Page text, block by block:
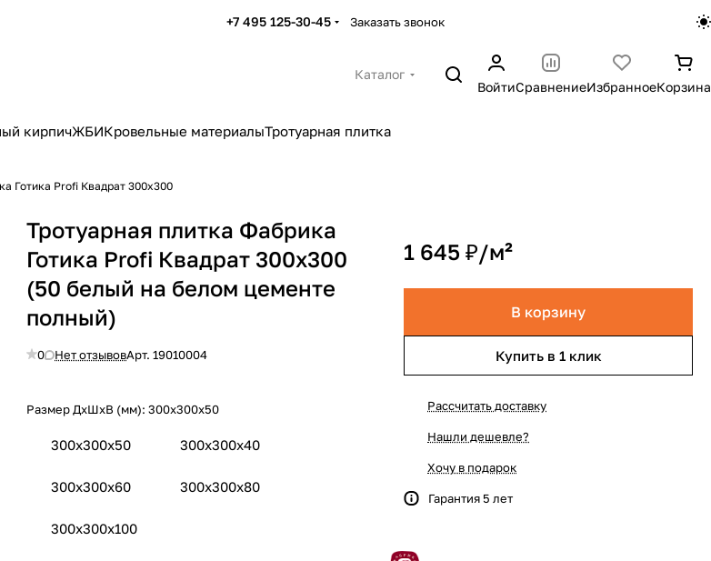
+7 495 125-30-45 Заказать звонок
Каталог
ВойтиСравнениеИзбранноеКорзина
кирпичЖБИКровельные материалыТротуарная плитка
Готика Profi Квадрат 300x300
Тротуарная плитка Фабрика
Готика Profi Квадрат 300x300
(50 белый на белом цементе
полный)
0 Нет отзывовАрт.19010004
Размер ДхШхВ (мм):300x300x50
300x300x50 300x300x40
300x300x60 300x300x80
300x300x100
1 645 ₽/м²
В корзину
Купить в 1 клик
Рассчитать доставку
Нашли дешевле?
Хочу в подарок
Гарантия 5 лет